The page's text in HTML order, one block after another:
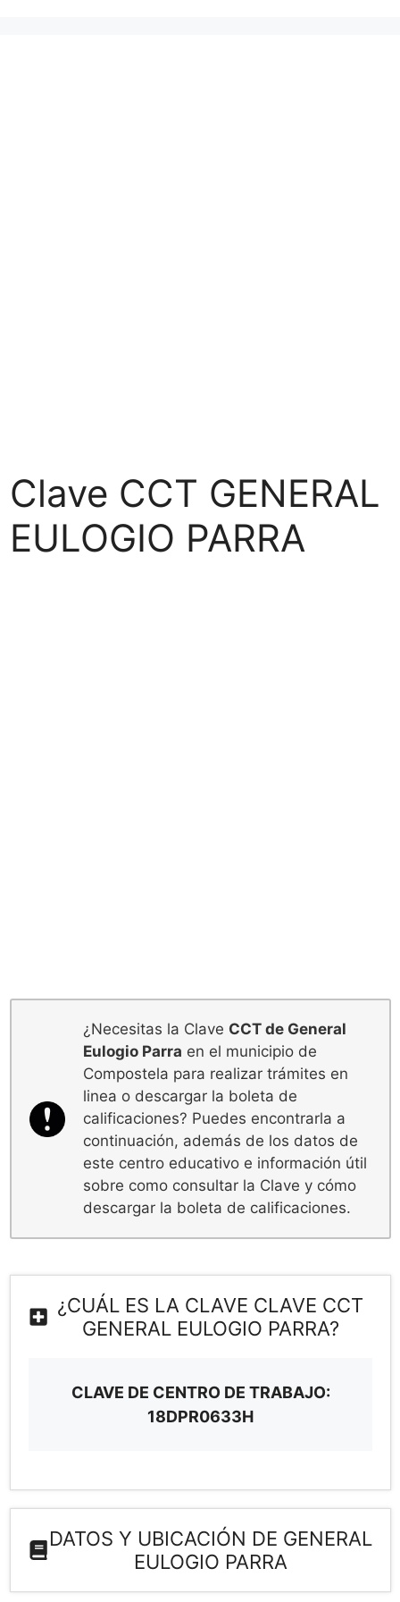
Clave CCT GENERAL
EULOGIO PARRA
¿Necesitas la Clave CCT de General
Eulogio Parra en el municipio de
Compostela para realizar trámites en
linea o descargar la boleta de
calificaciones? Puedes encontrarla a
continuación, además de los datos de
este centro educativo e información útil
sobre como consultar la Clave y cómo
descargar la boleta de calificaciones.
¿CUÁL ES LA CLAVE CLAVE CCT
GENERAL EULOGIO PARRA?
CLAVE DE CENTRO DE TRABAJO:
18DPR0633H
DATOS Y UBICACIÓN DE GENERAL
EULOGIO PARRA